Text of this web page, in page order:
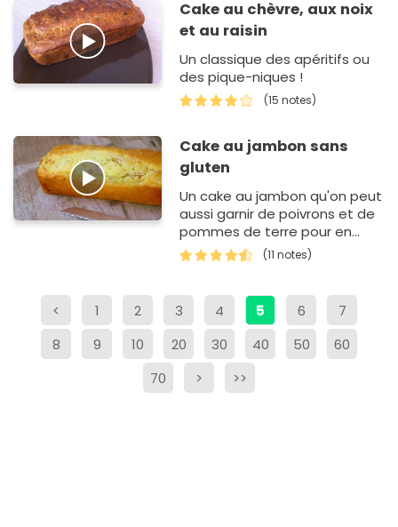
Cake au chèvre, aux noix
et au raisin
Un classique des apéritifs ou
des pique-niques !
(15 notes)
Cake au jambon sans
gluten
Un cake au jambon qu'on peut
aussi garnir de poivrons et de
pommes de terre pour en
faire un plat complet!
(11 notes)
< 1 2 3 4 5 6
7
8
9 10 20 30 40 50
60
70
> >>